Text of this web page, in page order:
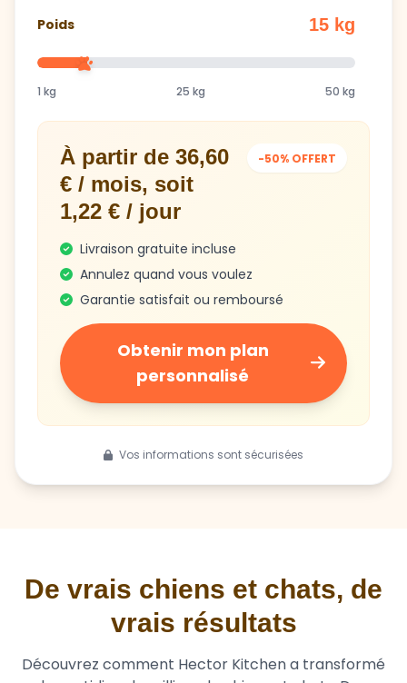
Poids 15 kg
1 kg 25 kg 50 kg
À partir de 36,60
€ / mois, soit
1,22 € / jour
-50% OFFERT
Livraison gratuite incluse
Annulez quand vous voulez
Garantie satisfait ou remboursé
Obtenir mon plan
personnalisé
Vos informations sont sécurisées
De vrais chiens et chats, de
vrais résultats
Découvrez comment Hector Kitchen a transformé